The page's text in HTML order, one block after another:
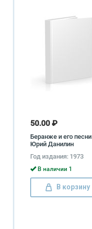
50.00 ₽
Беранже и его песни
Юрий Данилин
Год издания: 1973
В наличии 1
В корзину